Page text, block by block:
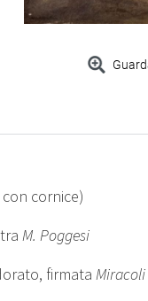
cornice)
M. Poggesi
firmata Miracoli